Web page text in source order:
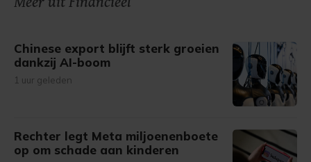
Chinese export blijft sterk groeien
dankzij AI-boom
1 uur geleden
Rechter legt Meta miljoenenboete
op om schade aan kinderen